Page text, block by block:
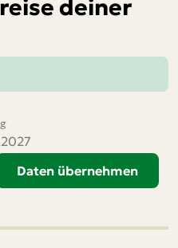
deiner
Daten übernehmen